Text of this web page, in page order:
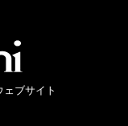
ブサイト